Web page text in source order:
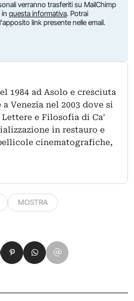
verranno trasferiti su MailChimp
questa informativa. Potrai
link presente nelle email.
1984 ad Asolo e cresciuta
Venezia nel 2003 dove si
e Filosofia di Ca'
in restauro e
cinematografiche,
MOSTRA
Xsu LinkedIn
Condividi su Pinterest
Condividi su WhatsApp
Condividi su Email